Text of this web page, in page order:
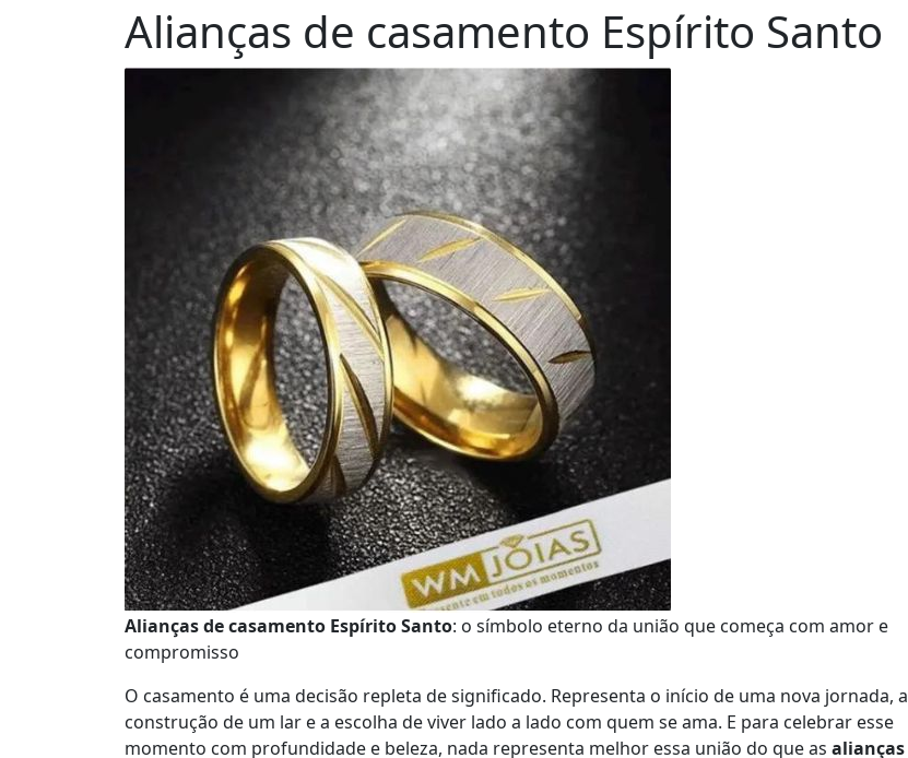
Alianças de casamento Espírito Santo
Alianças de casamento Espírito Santo: o símbolo eterno da união que começa com amor e
compromisso
O casamento é uma decisão repleta de significado. Representa o início de uma nova jornada, a
construção de um lar e a escolha de viver lado a lado com quem se ama. E para celebrar esse
momento com profundidade e beleza, nada representa melhor essa união do que as alianças